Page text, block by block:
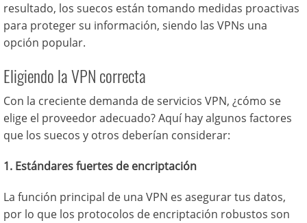
resultado, los suecos están tomando medidas proactivas
para proteger su información, siendo las VPNs una
opción popular.
Eligiendo la VPN correcta
Con la creciente demanda de servicios VPN, ¿cómo se
elige el proveedor adecuado? Aquí hay algunos factores
que los suecos y otros deberían considerar:
1. Estándares fuertes de encriptación
La función principal de una VPN es asegurar tus datos,
por lo que los protocolos de encriptación robustos son